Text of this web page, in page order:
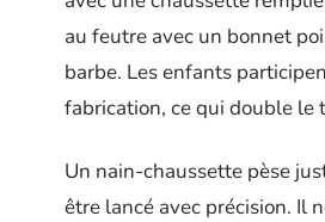
au feutre avec un bonnet
barbe. Les enfants
fabrication, ce qui double le
Un nain-chaussette pèse
être lancé avec précision. Il